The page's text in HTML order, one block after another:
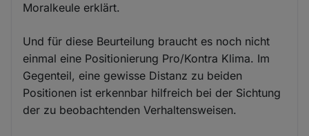
Moralkeule erklärt.
Und für diese Beurteilung braucht es noch nicht
einmal eine Positionierung Pro/Kontra Klima. Im
Gegenteil, eine gewisse Distanz zu beiden
Positionen ist erkennbar hilfreich bei der Sichtung
der zu beobachtenden Verhaltensweisen.